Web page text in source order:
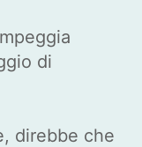
di
direbbe che